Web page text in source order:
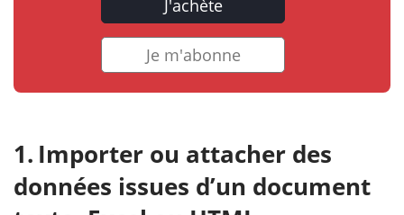
J'achète
Je m'abonne
Importer ou attacher des
données issues d’un document